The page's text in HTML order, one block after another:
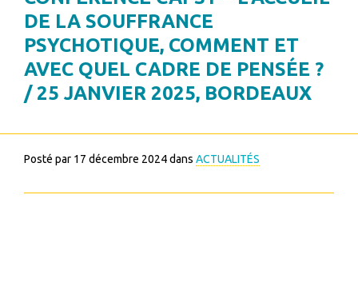
DE LA SOUFFRANCE
PSYCHOTIQUE, COMMENT ET
AVEC QUEL CADRE DE PENSÉE ?
/ 25 JANVIER 2025, BORDEAUX
Posté par 17 décembre 2024dans ACTUALITÉS